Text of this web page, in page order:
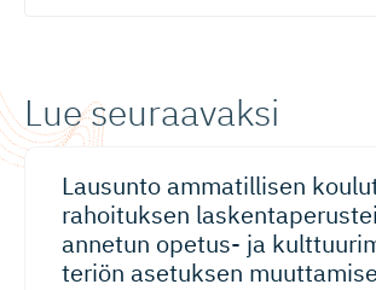
Lue seuraavaksi
Lausunto ammatillisen
rahoituksen
annetun opetus- ja
teriön asetuksen